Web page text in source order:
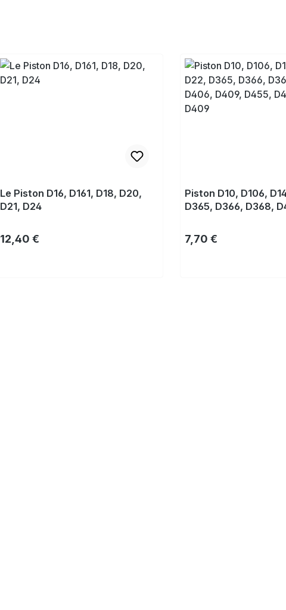
Le Piston D16, D161, D18, D20,
D21, D24
Prix régulier :
12,40 €
Piston D10, D106,
D365, D366, D368,
Prix régulier :
7,70 €